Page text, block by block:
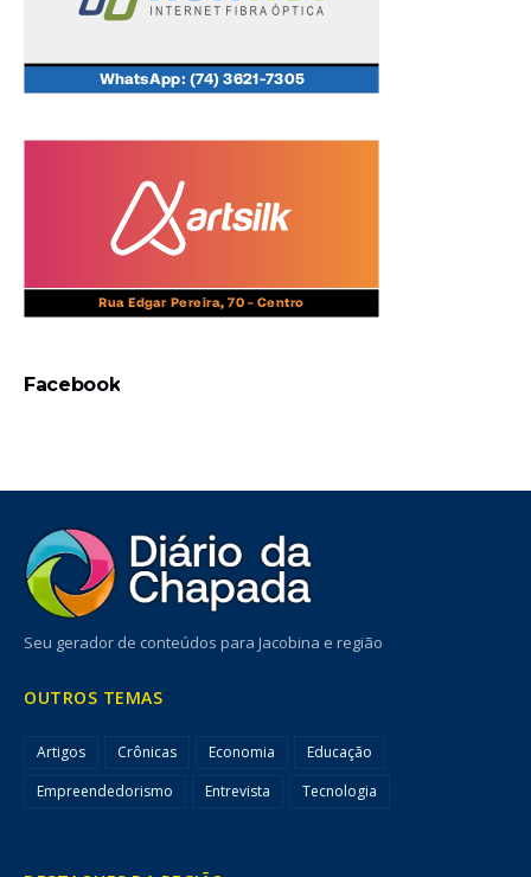
Facebook
Seu gerador de conteúdos para Jacobina e região
OUTROS TEMAS
Artigos Crônicas Economia
Educação
Empreendedorismo
Entrevista Tecnologia